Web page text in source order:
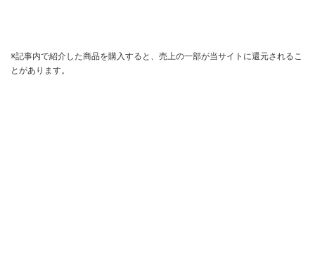
※記事内で紹介した商品を購入すると、売上の一部が当サイトに還元されるこ
とがあります。